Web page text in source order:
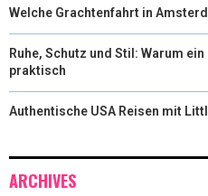
Welche Grachtenfahrt in
Ruhe, Schutz und Stil: Warum
praktisch
Authentische USA Reisen mit
ARCHIVES